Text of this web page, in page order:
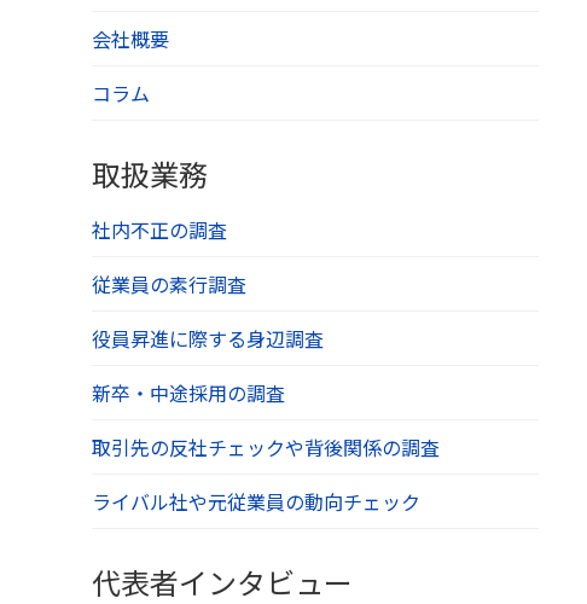
会社概要
コラム
取扱業務
社内不正の調査
従業員の素行調査
役員昇進に際する身辺調査
新卒・中途採用の調査
取引先の反社チェックや背後関係の調査
ライバル社や元従業員の動向チェック
代表者インタビュー